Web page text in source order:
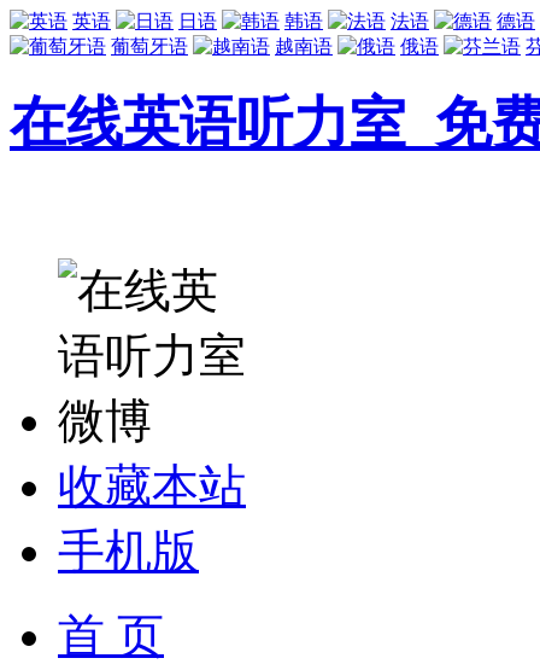
英语 日语 韩语 法语
德语
葡萄牙语
越南语 俄语
在线英语听力室_免
收藏本站
手机版
首 页